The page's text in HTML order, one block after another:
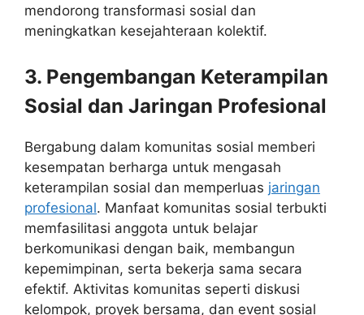
mendorong transformasi sosial dan
meningkatkan kesejahteraan kolektif.
3. Pengembangan Keterampilan
Sosial dan Jaringan Profesional
Bergabung dalam komunitas sosial memberi
kesempatan berharga untuk mengasah
keterampilan sosial dan memperluas jaringan
profesional. Manfaat komunitas sosial terbukti
memfasilitasi anggota untuk belajar
berkomunikasi dengan baik, membangun
kepemimpinan, serta bekerja sama secara
efektif. Aktivitas komunitas seperti diskusi
kelompok, proyek bersama, dan event sosial